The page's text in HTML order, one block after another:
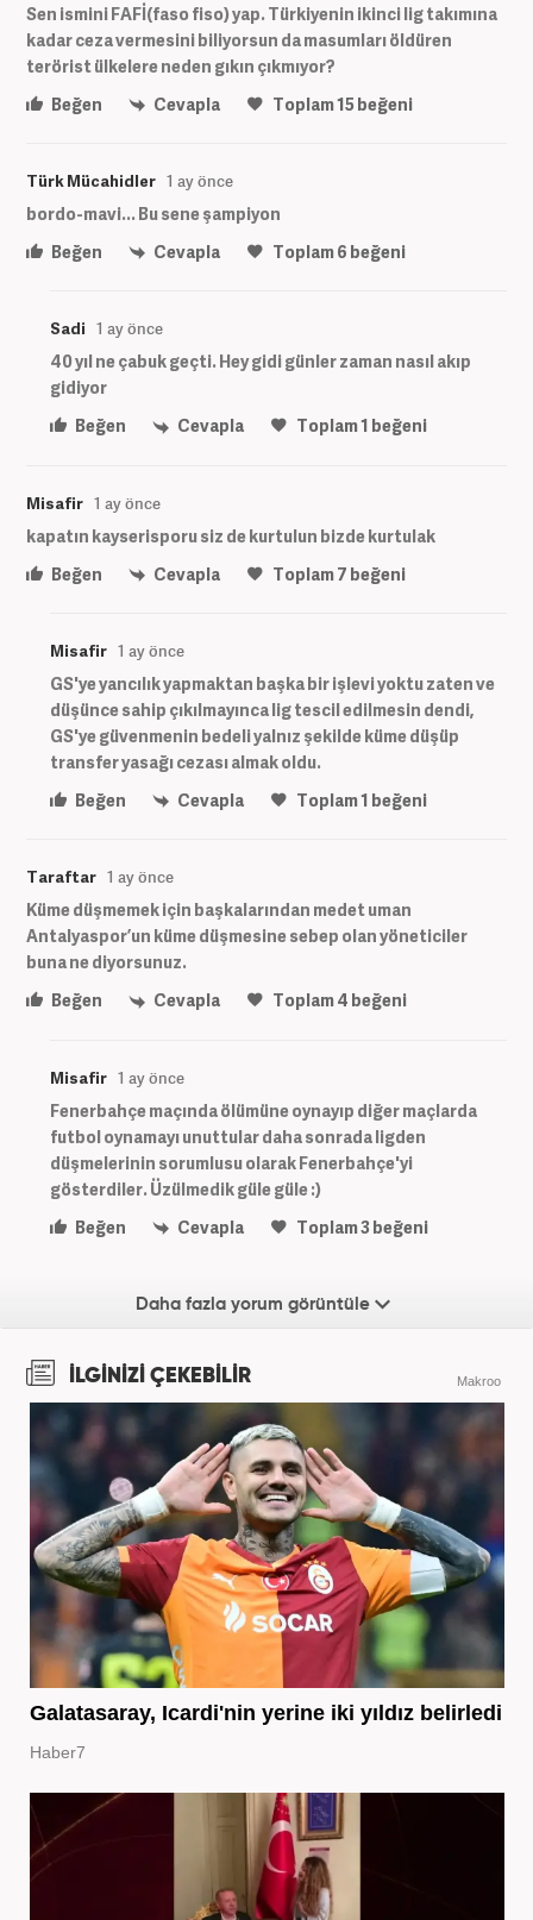
Sen ismini FAFİ(faso fiso) yap. Türkiyenin ikinci lig takımına
kadar ceza vermesini biliyorsun da masumları öldüren
terörist ülkelere neden gıkın çıkmıyor?
Beğen
Cevapla Toplam15beğeni
Türk Mücahidler 1 ay önce
bordo-mavi... Bu sene şampiyon
Beğen
Cevapla Toplam6 beğeni
Sadi 1 ay önce
40 yıl ne çabuk geçti. Hey gidi günler zaman nasıl akıp
gidiyor
Beğen
Cevapla Toplam1 beğeni
Misafir 1 ay önce
kapatın kayserisporu siz de kurtulun bizde kurtulak
Beğen
Cevapla Toplam7 beğeni
Misafir 1 ay önce
GS'ye yancılık yapmaktan başka bir işlevi yoktu zaten ve
düşünce sahip çıkılmayınca lig tescil edilmesin dendi,
GS'ye güvenmenin bedeli yalnız şekilde küme düşüp
transfer yasağı cezası almak oldu.
Beğen
Cevapla Toplam1 beğeni
Taraftar 1 ay önce
Küme düşmemek için başkalarından medet uman
Antalyaspor’un küme düşmesine sebep olan yöneticiler
buna ne diyorsunuz.
Beğen
Cevapla Toplam4 beğeni
Misafir 1 ay önce
Fenerbahçe maçında ölümüne oynayıp diğer maçlarda
futbol oynamayı unuttular daha sonrada ligden
düşmelerinin sorumlusu olarak Fenerbahçe'yi
gösterdiler. Üzülmedik güle güle :)
Beğen
Cevapla Toplam3beğeni
Daha fazla yorum görüntüle
İLGİNİZİ ÇEKEBİLİR Makroo
Galatasaray, Icardi'nin yerine iki yıldız belirledi
Haber7